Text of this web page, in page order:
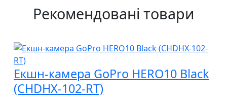
Рекомендовані товари
Екшн-камера GoPro HERO10 Black
(CHDHX-102-RT)